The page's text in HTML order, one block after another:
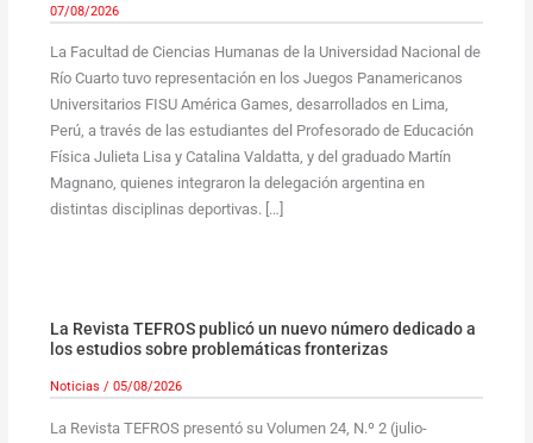
07/08/2026
La Facultad de Ciencias Humanas de la Universidad Nacional de
Río Cuarto tuvo representación en los Juegos Panamericanos
Universitarios FISU América Games, desarrollados en Lima,
Perú, a través de las estudiantes del Profesorado de Educación
Física Julieta Lisa y Catalina Valdatta, y del graduado Martín
Magnano, quienes integraron la delegación argentina en
distintas disciplinas deportivas. […]
La Revista TEFROS publicó un nuevo número dedicado a
los estudios sobre problemáticas fronterizas
Noticias / 05/08/2026
La Revista TEFROS presentó su Volumen 24, N.º 2 (julio-